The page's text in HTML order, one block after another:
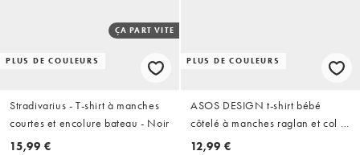
PLUS DE COULEURS
ÇA PART VITE
Stradivarius - T-shirt à manches
courtes et encolure bateau - Noir
15,99 €
PLUS DE COULEURS
ASOS DESIGN t-shirt bébé
côtelé à manches raglan et col V
noir
12,99 €